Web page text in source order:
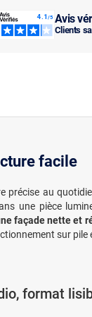
Avis
Clients
facile
précise au
une pièce
façade nette et
sur pile
format